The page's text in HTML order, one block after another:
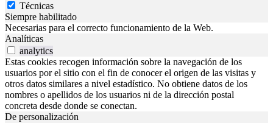
Técnicas
Siempre habilitado
Necesarias para el correcto funcionamiento de la Web.
Analíticas
analytics
Estas cookies recogen información sobre la navegación de los
usuarios por el sitio con el fin de conocer el origen de las visitas y
otros datos similares a nivel estadístico. No obtiene datos de los
nombres o apellidos de los usuarios ni de la dirección postal
concreta desde donde se conectan.
De personalización